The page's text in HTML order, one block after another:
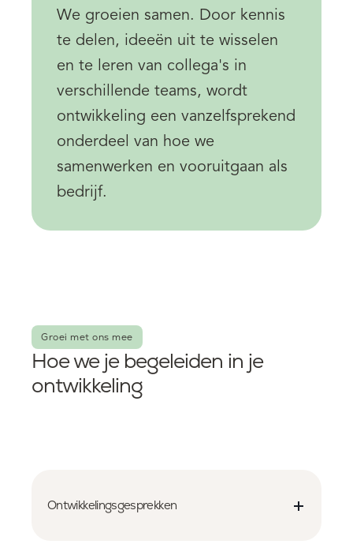
We groeien samen. Door kennis
te delen, ideeën uit te wisselen
en te leren van collega's in
verschillende teams, wordt
ontwikkeling een vanzelfsprekend
onderdeel van hoe we
samenwerken en vooruitgaan als
bedrijf.
Groei met ons mee
Hoe we je begeleiden in je
ontwikkeling
Ontwikkelingsgesprekken